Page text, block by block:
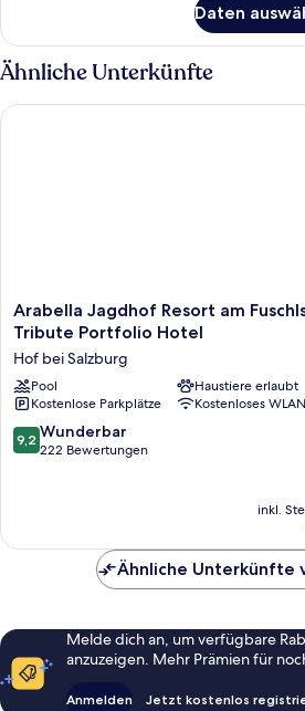
Zimmer
Daten
Ähnliche Unterkünfte
Arabella
Jagdhof Resort
Fuschlsee,
a
Tribute
Portfolio
Hotel
Arabella Jagdhof Resort am
Tribute Portfolio Hotel
Hof bei Salzburg
Pool
Haustiere erlaubt
Kostenlose Parkplätze
Kostenloses WLAN
9.2
von
9,2 Wunderbar
222 Bewertungen
inkl.
Arabella Jagdhof Resort am
Ähnliche Unterkünfte
Melde dich an, um verfügbare
anzuzeigen. Mehr Prämien für
Anmelden Jetzt kostenlos